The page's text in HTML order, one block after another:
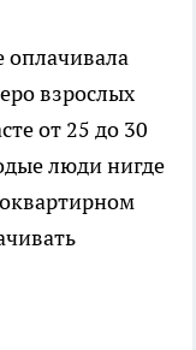
оплачивала
взрослых
от 25 до 30
люди нигде